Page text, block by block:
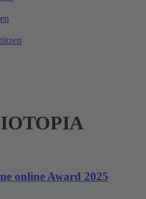
online Award 2025